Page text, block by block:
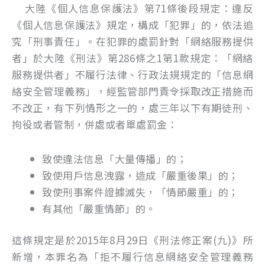
大陸《個人信息保護法》第71條後段規定：違反
《個人信息保護法》規定，構成「犯罪」的，依法追
究「刑事責任」。在犯罪的處罰針對「網絡服務提供
者」於大陸《刑法》第286條之1第1款規定：「網絡
服務提供者」不履行法律、行政法規規定的「信息網
絡安全管理義務」，經監管部門責令採取改正措施而
不改正，有下列情形之一的，處三年以下有期徒刑、
拘役或者管制，併處或者單處罰金：
致使違法信息「大量傳播」的；
致使用戶信息洩露，造成「嚴重後果」的；
致使刑事案件證據滅失，「情節嚴重」的；
有其他「嚴重情節」的。
這條規定是於2015年8月29日《刑法修正案(九)》所
新增，本罪名為「拒不履行信息網絡安全管理義務